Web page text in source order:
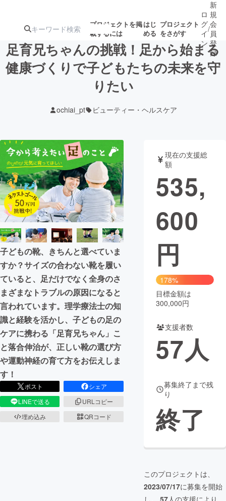
プロジェクトを掲
載するには
はじ
める
プロジェクト
をさがす
注目の新着プロ募集終了が近いプ
テクノロジー・ガジェット
映像・映画 書籍・雑誌
ビジネス・起業 チャレンジ
まちづくり・地域活性化
CAMPFIRE for Social Good
CAMPFIRE Creation
CAMPFIREふるさと納税machi-ya コミュニティ
ロ
グ
イ
ン
/
新
規
会
員
登
録
足育兄ちゃんの挑戦！足から始まる
健康づくりで子どもたちの未来を守
りたい
ochiai_pt ビューティー・ヘルスケア
子どもの靴、きちんと選べていま
すか？サイズの合わない靴を履い
ていると、足だけでなく全身のさ
まざまなトラブルの原因になると
言われています。理学療法士の知
識と経験を活かし、子どもの足の
ケアに携わる「足育兄ちゃん」こ
と落合伸治が、正しい靴の選び方
や運動神経の育て方をお伝えしま
す！
ポスト
シェア
LINEで送る
URLコピー
埋め込み
QRコード
現在の支援総
額
535,
600
円
178%
目標金額は
300,000円
支援者数
57人
募集終了まで残
り
終了
このプロジェクトは、
2023/07/17に募集を開始
し、 57人の支援により